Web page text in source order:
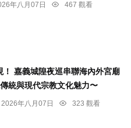
年八月07日
467 觀看
！ 嘉義城隍夜巡串聯海內外宮廟
統與現代宗教文化魅力〜
2026年八月07日
323 觀看